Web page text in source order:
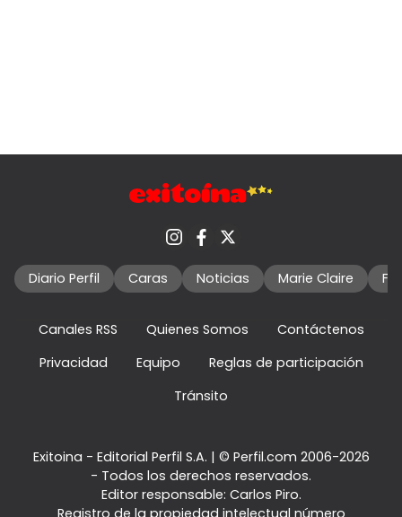
Diario Perfil Caras Noticias Marie Claire
Canales RSS Quienes Somos
Contáctenos
Privacidad
Equipo
Reglas de participación
Tránsito
Exitoina - Editorial Perfil S.A. | © Perfil.com 2006-2026
- Todos los derechos reservados.
Editor responsable: Carlos Piro.
Registro de la propiedad intelectual número